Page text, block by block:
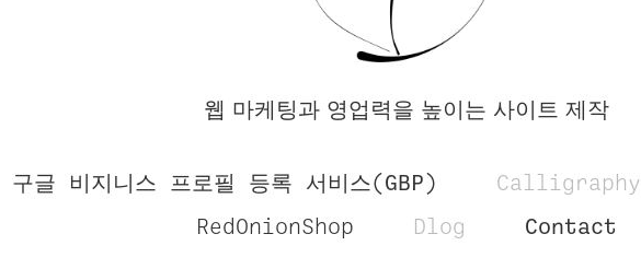
웹 마케팅과 영업력을 높이는 사이트 제작
구글 비지니스 프로필 등록 서비스(GBP) Calligraphy
RedOnionShop
Dlog Contact